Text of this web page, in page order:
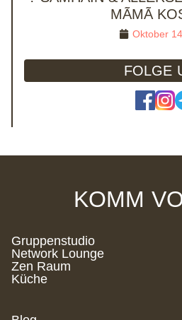
MÃMÃ
Oktober
FOLGE
KOMM
Gruppenstudio
Network Lounge
Zen Raum
Küche